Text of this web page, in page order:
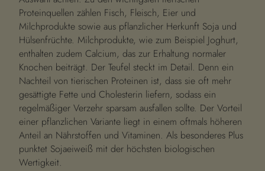
Proteinquellen zählen Fisch, Fleisch, Eier und
Milchprodukte sowie aus pflanzlicher Herkunft Soja und
Hülsenfrüchte. Milchprodukte, wie zum Beispiel Joghurt,
enthalten zudem Calcium, das zur Erhaltung normaler
Knochen beiträgt. Der Teufel steckt im Detail. Denn ein
Nachteil von tierischen Proteinen ist, dass sie oft mehr
gesättigte Fette und Cholesterin liefern, sodass ein
regelmäßiger Verzehr sparsam ausfallen sollte. Der Vorteil
einer pflanzlichen Variante liegt in einem oftmals höheren
Anteil an Nährstoffen und Vitaminen. Als besonderes Plus
punktet Sojaeiweiß mit der höchsten biologischen
Wertigkeit.